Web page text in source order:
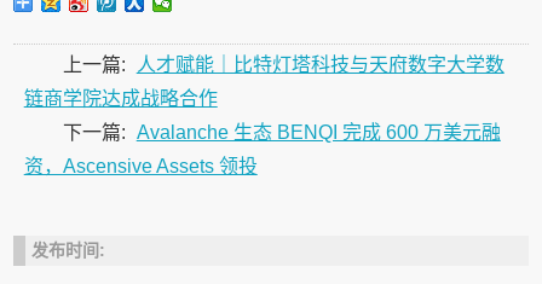
上一篇:
人才赋能｜比特灯塔科技与天府数字大学数
链商学院达成战略合作
下一篇: Avalanche 生态 BENQI 完成 600 万美元融
资，Ascensive Assets 领投
发布时间: